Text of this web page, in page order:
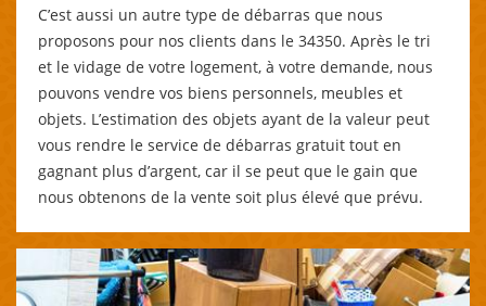
C’est aussi un autre type de débarras que nous
proposons pour nos clients dans le 34350. Après le tri
et le vidage de votre logement, à votre demande, nous
pouvons vendre vos biens personnels, meubles et
objets. L’estimation des objets ayant de la valeur peut
vous rendre le service de débarras gratuit tout en
gagnant plus d’argent, car il se peut que le gain que
nous obtenons de la vente soit plus élevé que prévu.